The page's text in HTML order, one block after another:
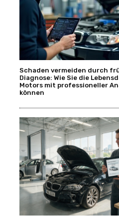
Schaden vermeiden durch
Diagnose: Wie Sie die
Motors mit professioneller
können